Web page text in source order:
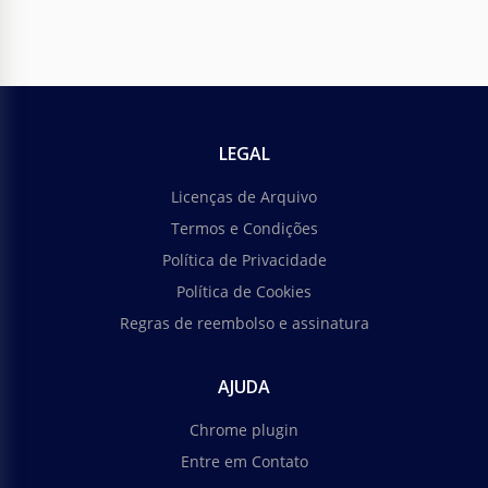
LEGAL
Licenças de Arquivo
Termos e Condições
Política de Privacidade
Política de Cookies
Regras de reembolso e assinatura
AJUDA
Chrome plugin
Entre em Contato